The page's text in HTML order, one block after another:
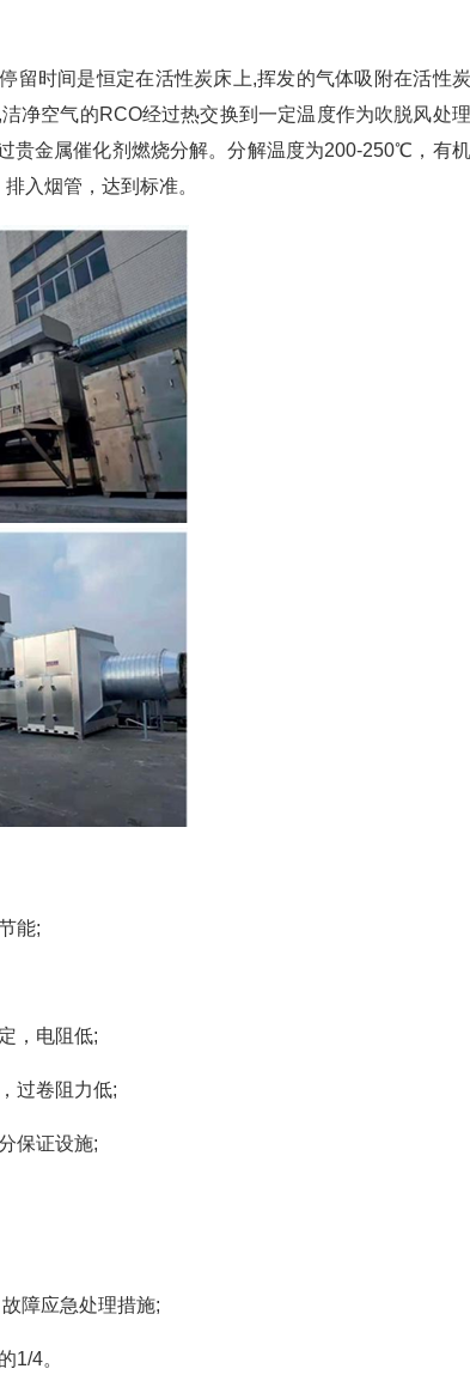
留时间是恒定在活性炭床上,挥发的气体吸附在活性炭
净空气的RCO经过热交换到一定温度作为吹脱风处理
贵金属催化剂燃烧分解。分解温度为200-250℃，有机
入烟管，达到标准。
能;
，电阻低;
过卷阻力低;
保证设施;
障应急处理措施;
1/4。